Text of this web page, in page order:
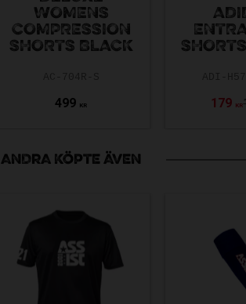
WOMENS
COMPRESSION
SHORTS BLACK
499 KR 179 KR
ANDRA KÖPTE ÄVEN